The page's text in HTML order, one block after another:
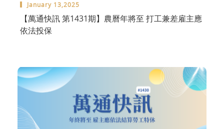
January 13,2025
【萬通快訊 第1431期】農曆年將至 打工兼差雇主應
依法投保